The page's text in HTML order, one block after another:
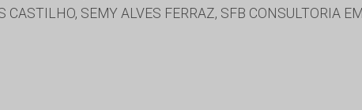
SEMY ALVES FERRAZ, SFB CONSULTORIA